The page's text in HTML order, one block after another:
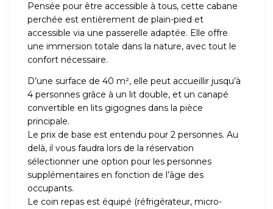
Pensée pour être accessible à tous, cette cabane
perchée est entièrement de plain-pied et
accessible via une passerelle adaptée. Elle offre
une immersion totale dans la nature, avec tout le
confort nécessaire.
D’une surface de 40 m², elle peut accueillir jusqu’à
4 personnes grâce à un lit double, et un canapé
convertible en lits gigognes dans la pièce
principale.
Le prix de base est entendu pour 2 personnes. Au
delà, il vous faudra lors de la réservation
sélectionner une option pour les personnes
supplémentaires en fonction de l’âge des
occupants.
Le coin repas est équipé (réfrigérateur, micro-